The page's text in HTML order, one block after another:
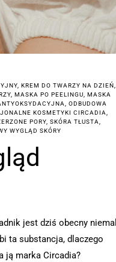
, KREM DO TWARZY NA DZIEŃ,
, MASKA PO PEELINGU, MASKA
, ODBUDOWA
KOSMETYKI CIRCADIA,
PORY, SKÓRA TŁUSTA,
WYGLĄD SKÓRY
jest dziś obecny niemal
ta substancja, dlaczego
ją marka Circadia?